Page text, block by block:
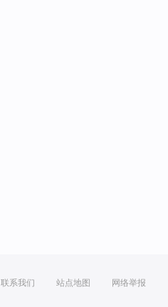
联系我们 站点地图 网络举报